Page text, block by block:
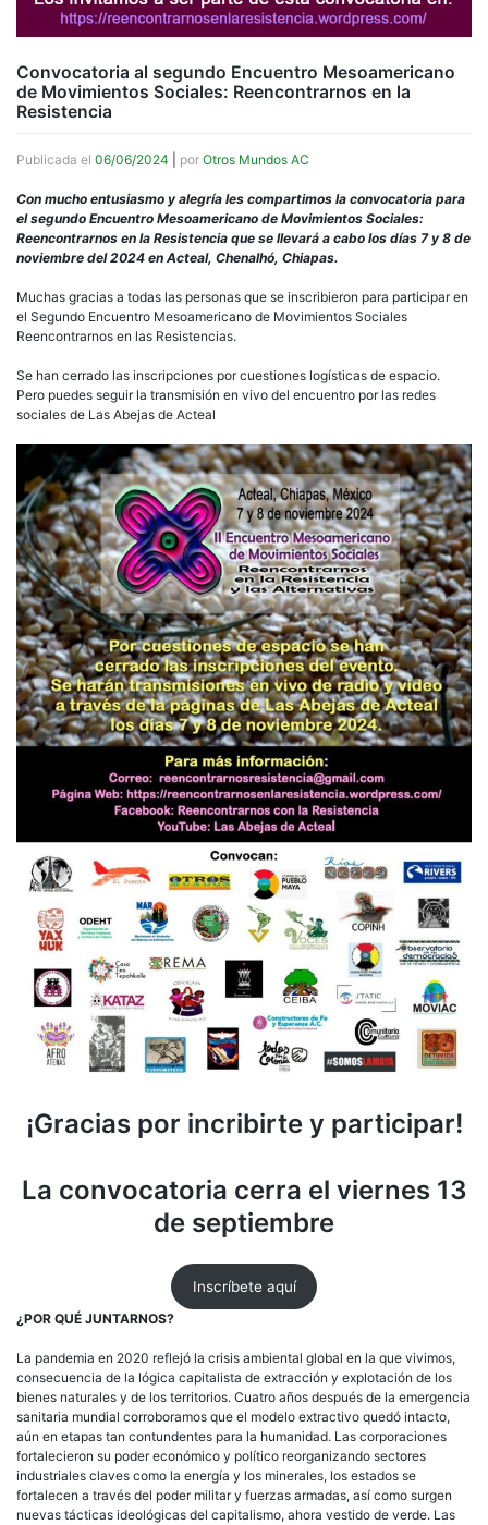
Convocatoria al segundo Encuentro Mesoamericano
de Movimientos Sociales: Reencontrarnos en la
Resistencia
Publicada el 06/06/2024 por Otros Mundos AC
Con mucho entusiasmo y alegría les compartimos la convocatoria para
el segundo Encuentro Mesoamericano de Movimientos Sociales:
Reencontrarnos en la Resistencia que se llevará a cabo los días 7 y 8 de
noviembre del 2024 en Acteal, Chenalhó, Chiapas.
Muchas gracias a todas las personas que se inscribieron para participar en
el Segundo Encuentro Mesoamericano de Movimientos Sociales
Reencontrarnos en las Resistencias.
Se han cerrado las inscripciones por cuestiones logísticas de espacio.
Pero puedes seguir la transmisión en vivo del encuentro por las redes
sociales de Las Abejas de Acteal
¡Gracias por incribirte y participar!
La convocatoria cerra el viernes 13
de septiembre
Inscríbete aquí
¿POR QUÉ JUNTARNOS?
La pandemia en 2020 reflejó la crisis ambiental global en la que vivimos,
consecuencia de la lógica capitalista de extracción y explotación de los
bienes naturales y de los territorios. Cuatro años después de la emergencia
sanitaria mundial corroboramos que el modelo extractivo quedó intacto,
aún en etapas tan contundentes para la humanidad. Las corporaciones
fortalecieron su poder económico y político reorganizando sectores
industriales claves como la energía y los minerales, los estados se
fortalecen a través del poder militar y fuerzas armadas, así como surgen
nuevas tácticas ideológicas del capitalismo, ahora vestido de verde. Las